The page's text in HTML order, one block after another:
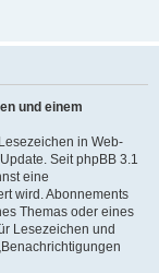
und einem
in Web-
Seit phpBB 3.1
eine
wird. Abonnements
Themas oder eines
Lesezeichen und